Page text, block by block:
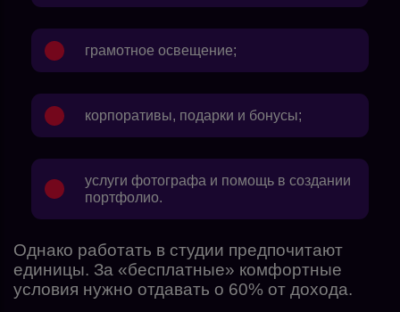
грамотное освещение;
корпоративы, подарки и бонусы;
услуги фотографа и помощь в создании
портфолио.
Однако работать в студии предпочитают
единицы. За «бесплатные» комфортные
условия нужно отдавать о 60% от дохода.